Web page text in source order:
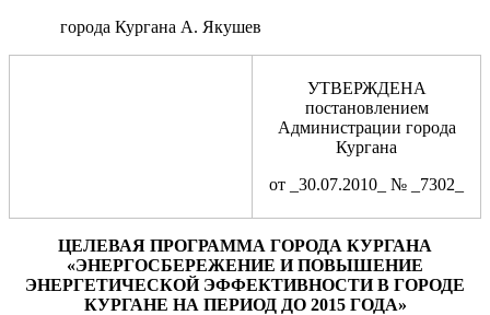
города Кургана А. Якушев
УТВЕРЖДЕНА
постановлением
Администрации города
Кургана
от _30.07.2010_ № _7302_
ЦЕЛЕВАЯ ПРОГРАММА ГОРОДА КУРГАНА
«ЭНЕРГОСБЕРЕЖЕНИЕ И ПОВЫШЕНИЕ
ЭНЕРГЕТИЧЕСКОЙ ЭФФЕКТИВНОСТИ В ГОРОДЕ
КУРГАНЕ НА ПЕРИОД ДО 2015 ГОДА»